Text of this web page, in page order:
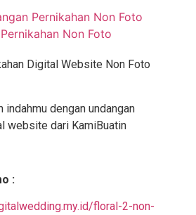
Pernikahan Non Foto
Non Foto
Digital Website Non Foto
indahmu dengan undangan
website dari KamiBuatin
:
floral-2-non-